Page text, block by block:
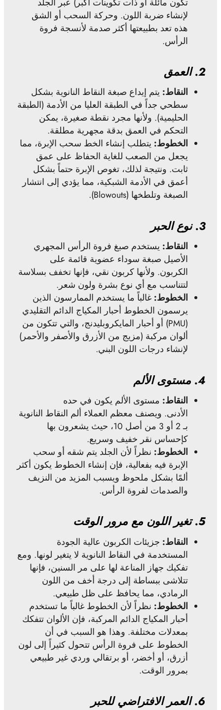
لإنشاء ضربة اللون. وحركة السحب أو الشق
هذه تعد بطبيعتها أكثر صدمة لأنسجة فروة
الرأس.
2. العمق
النقاط: يتم إيداع صبغة النقاط النانوية بشكل
سطحي جداً في الطبقة العليا من الأدمة (الطبقة
الحليمية). ولأنها مجرد نقطة صغيرة، يمكن
التحكم في العمق بدقة مجهرية مطلقة.
الخطوط: يتطلب إنشاء الخط سحب الإبرة، مما
يجعل من الصعب للغاية الحفاظ على عمق
ثابت. ونتيجة لذلك، تغوص الإبرة حتماً بشكل
أعمق في الأدمة الشبكية، مما يؤدي إلى انتشار
الصبغة وتلطخها (Blowouts).
3. نوع الحبر
النقاط: يستخدم صبغ فروة الرأس المجهري
الأصيل صبغة سوداء عضوية قائمة على
الكربون. ولأنها كربون نقي، فإنها تخفف بسلاسة
لتتناسب مع أي نوع بشرة ولون شعر.
الخطوط: غالباً ما يستخدم الممارسون الذين
يرسمون الخطوط أحبار المكياج الدائم التقليدي
(PMU) أو أحبار المايكروبليدنج، والتي تتكون من
ألوان مركبة (مزيج من الأزرق والأصفر والأحمر)
لإنشاء درجات اللون البني.
4. مستوى الألم
النقاط: مستوى الألم يكون في حده
الأدنى. ويصنف معظم العملاء ألم النقاط النانوية
بـ 2 أو 3 من أصل 10، حيث يشعرون بها
كإحساس نقر خفيف وسريع.
الخطوط: نظراً لأن الجلد يتم شقه أو سحب
الإبرة فيه بفعالية، فإن إنشاء الخطوط يكون أكثر
ألمًا بشكل ملحوظ ويسبب المزيد من النزيف
والصدمات لفروة الرأس.
5. تغير اللون مع مرور الوقت
النقاط: جزيئات الكربون عالية الجودة
المستخدمة في النقاط النانوية لا يتغير لونها. ومع
تفكيك جهاز المناعة لها على مر السنين، فإنها
تتلاشى ببساطة إلى درجة أخف من اللون
الرمادي، مما يحافظ على ظل طبيعي.
الخطوط: نظراً لأن الخطوط غالباً ما تستخدم
أحبار المكياج الدائم المركبة، فإن الألوان تتفكك
بمعدلات مختلفة. وهذا هو السبب في أن
الخطوط على فروة الرأس تتحول كثيراً إلى لون
أزرق، أو أخضر، أو برتقالي وردي غير طبيعي
بمرور الوقت.
6. العمر الافتراضي للحبر